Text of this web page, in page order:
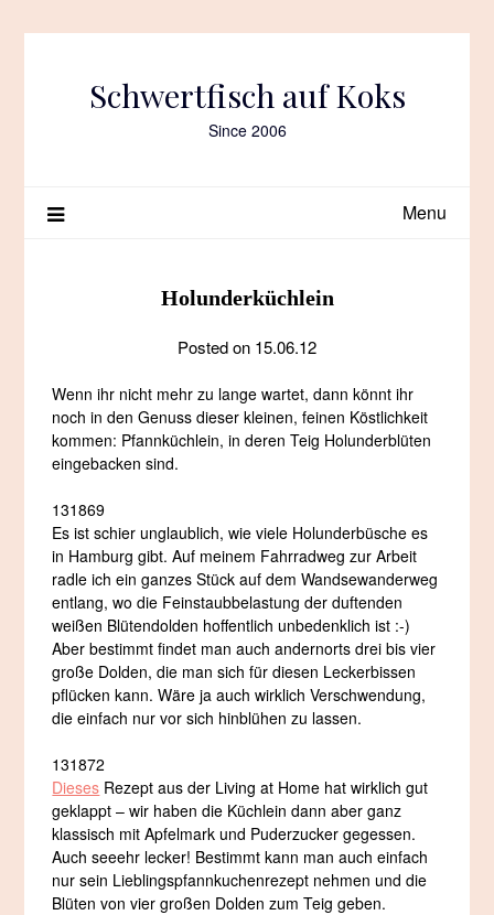
Schwertfisch auf Koks
Since 2006
Menu
Holunderküchlein
Posted on 15.06.12
Wenn ihr nicht mehr zu lange wartet, dann könnt ihr
noch in den Genuss dieser kleinen, feinen Köstlichkeit
kommen: Pfannküchlein, in deren Teig Holunderblüten
eingebacken sind.
131869
Es ist schier unglaublich, wie viele Holunderbüsche es
in Hamburg gibt. Auf meinem Fahrradweg zur Arbeit
radle ich ein ganzes Stück auf dem Wandsewanderweg
entlang, wo die Feinstaubbelastung der duftenden
weißen Blütendolden hoffentlich unbedenklich ist :-)
Aber bestimmt findet man auch andernorts drei bis vier
große Dolden, die man sich für diesen Leckerbissen
pflücken kann. Wäre ja auch wirklich Verschwendung,
die einfach nur vor sich hinblühen zu lassen.
131872
Dieses Rezept aus der Living at Home hat wirklich gut
geklappt – wir haben die Küchlein dann aber ganz
klassisch mit Apfelmark und Puderzucker gegessen.
Auch seeehr lecker! Bestimmt kann man auch einfach
nur sein Lieblingspfannkuchenrezept nehmen und die
Blüten von vier großen Dolden zum Teig geben.